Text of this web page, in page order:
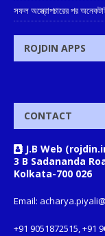
সফল অস্ত্রোপচারের পর
ROJDIN APPS
CONTACT
J.B Web
3 B Sadananda
Kolkata-700 026
Email:
+91 9051872515, +91